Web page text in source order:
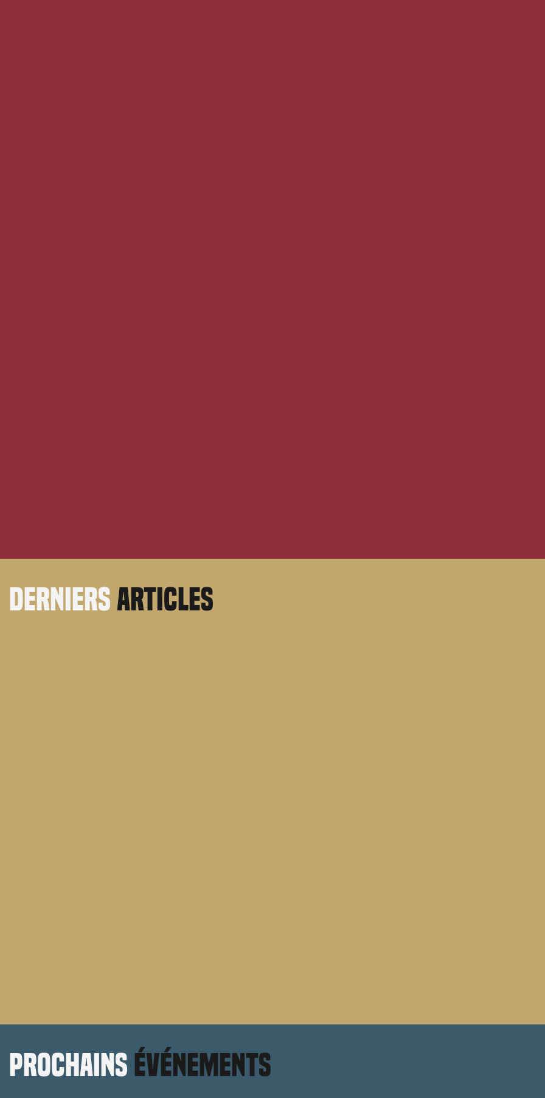
derniersarticles
prochains événements